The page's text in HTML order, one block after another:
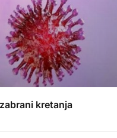
kretanja